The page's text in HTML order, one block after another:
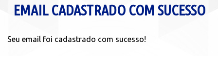
EMAIL CADASTRADO COM SUCESSO
Seu email foi cadastrado com sucesso!